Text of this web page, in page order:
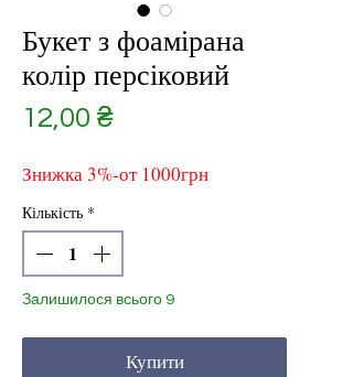
Букет з фоамірана
колір персіковий
12,00 ₴Ціна
Знижка 3%-от 1000грн
Кількість *
Залишилося всього 9
Купити